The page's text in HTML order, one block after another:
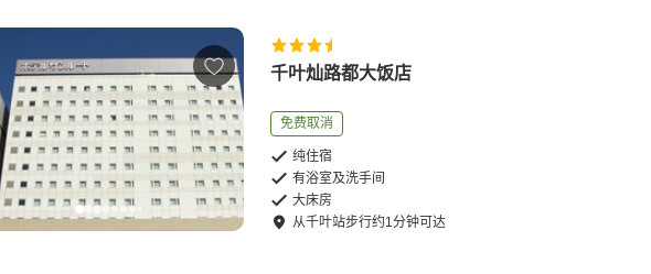
千叶灿路都大饭店
免费取消
纯住宿
有浴室及洗手间
大床房
从千叶站步行约1分钟可达